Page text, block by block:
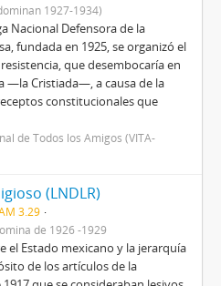
1927-1934)
Nacional Defensora de la
fundada en 1925, se organizó el
que desembocaría en
—la Cristiada—, a causa de la
constitucionales que
de Todos los Amigos (VITA-
(LNDLR)
3.29
de 1926 -1929
el Estado mexicano y la jerarquía
de los artículos de la